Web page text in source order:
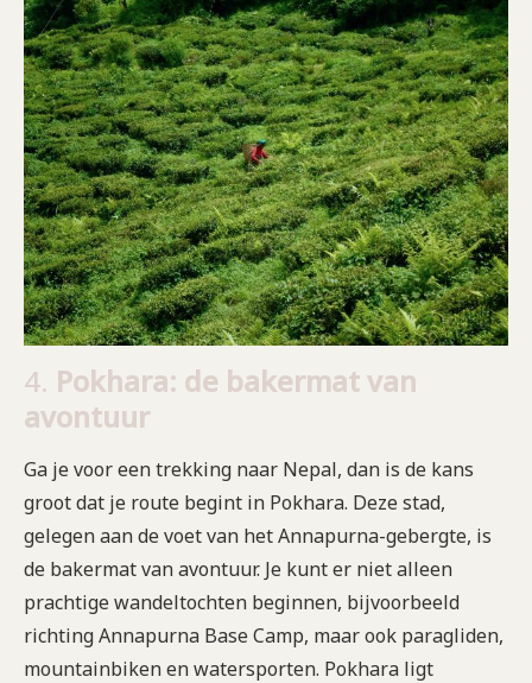
4. Pokhara: de bakermat van
avontuur
Ga je voor een trekking naar Nepal, dan is de kans
groot dat je route begint in Pokhara. Deze stad,
gelegen aan de voet van het Annapurna-gebergte, is
de bakermat van avontuur. Je kunt er niet alleen
prachtige wandeltochten beginnen, bijvoorbeeld
richting Annapurna Base Camp, maar ook paragliden,
mountainbiken en watersporten. Pokhara ligt